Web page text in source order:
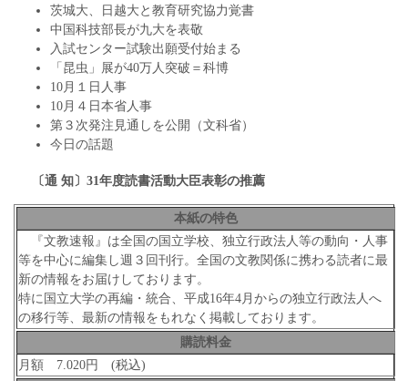
茨城大、日越大と教育研究協力覚書
中国科技部長が九大を表敬
入試センター試験出願受付始まる
「昆虫」展が40万人突破＝科博
10月１日人事
10月４日本省人事
第３次発注見通しを公開（文科省）
今日の話題
〔通 知〕31年度読書活動大臣表彰の推薦
本紙の特色
『文教速報』は全国の国立学校、独立行政法人等の動向・人事
等を中心に編集し週３回刊行。全国の文教関係に携わる読者に最
新の情報をお届けしております。
特に国立大学の再編・統合、平成16年4月からの独立行政法人へ
の移行等、最新の情報をもれなく掲載しております。
購読料金
月額 7.020円 (税込)